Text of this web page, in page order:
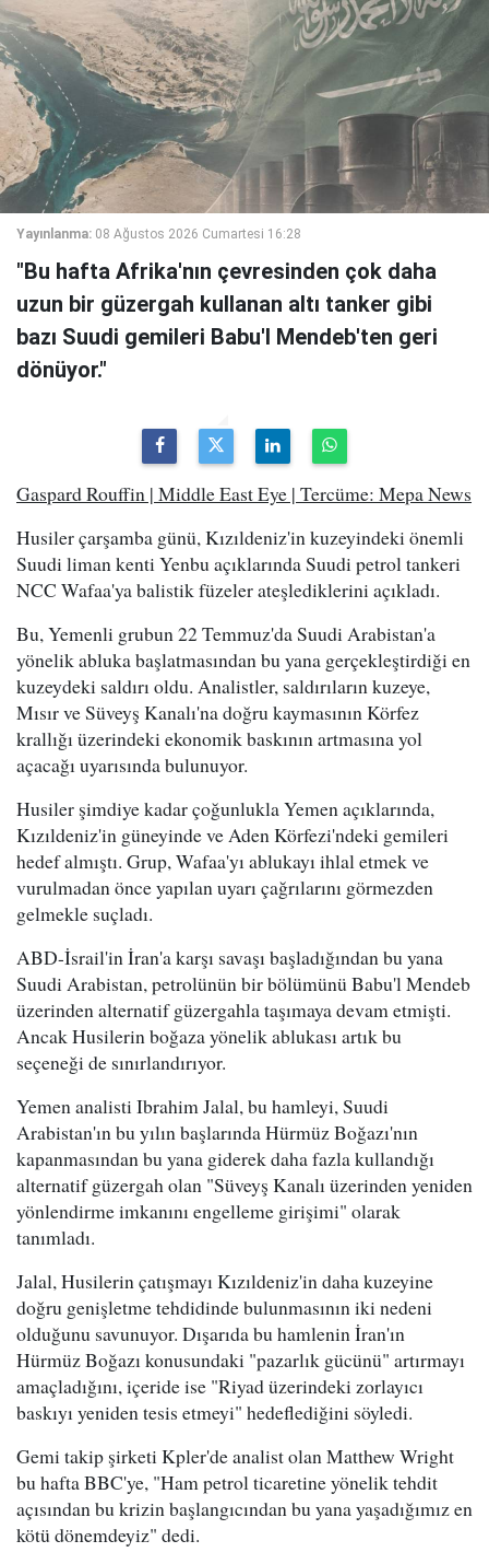
Yayınlanma: 08 Ağustos 2026 Cumartesi 16:28
"Bu hafta Afrika'nın çevresinden çok daha
uzun bir güzergah kullanan altı tanker gibi
bazı Suudi gemileri Babu'l Mendeb'ten geri
dönüyor."
Gaspard Rouffin | Middle East Eye | Tercüme: Mepa News
Husiler çarşamba günü, Kızıldeniz'in kuzeyindeki önemli
Suudi liman kenti Yenbu açıklarında Suudi petrol tankeri
NCC Wafaa'ya balistik füzeler ateşlediklerini açıkladı.
Bu, Yemenli grubun 22 Temmuz'da Suudi Arabistan'a
yönelik abluka başlatmasından bu yana gerçekleştirdiği en
kuzeydeki saldırı oldu. Analistler, saldırıların kuzeye,
Mısır ve Süveyş Kanalı'na doğru kaymasının Körfez
krallığı üzerindeki ekonomik baskının artmasına yol
açacağı uyarısında bulunuyor.
Husiler şimdiye kadar çoğunlukla Yemen açıklarında,
Kızıldeniz'in güneyinde ve Aden Körfezi'ndeki gemileri
hedef almıştı. Grup, Wafaa'yı ablukayı ihlal etmek ve
vurulmadan önce yapılan uyarı çağrılarını görmezden
gelmekle suçladı.
ABD-İsrail'in İran'a karşı savaşı başladığından bu yana
Suudi Arabistan, petrolünün bir bölümünü Babu'l Mendeb
üzerinden alternatif güzergahla taşımaya devam etmişti.
Ancak Husilerin boğaza yönelik ablukası artık bu
seçeneği de sınırlandırıyor.
Yemen analisti Ibrahim Jalal, bu hamleyi, Suudi
Arabistan'ın bu yılın başlarında Hürmüz Boğazı'nın
kapanmasından bu yana giderek daha fazla kullandığı
alternatif güzergah olan "Süveyş Kanalı üzerinden yeniden
yönlendirme imkanını engelleme girişimi" olarak
tanımladı.
Jalal, Husilerin çatışmayı Kızıldeniz'in daha kuzeyine
doğru genişletme tehdidinde bulunmasının iki nedeni
olduğunu savunuyor. Dışarıda bu hamlenin İran'ın
Hürmüz Boğazı konusundaki "pazarlık gücünü" artırmayı
amaçladığını, içeride ise "Riyad üzerindeki zorlayıcı
baskıyı yeniden tesis etmeyi" hedeflediğini söyledi.
Gemi takip şirketi Kpler'de analist olan Matthew Wright
bu hafta BBC'ye, "Ham petrol ticaretine yönelik tehdit
açısından bu krizin başlangıcından bu yana yaşadığımız en
kötü dönemdeyiz" dedi.